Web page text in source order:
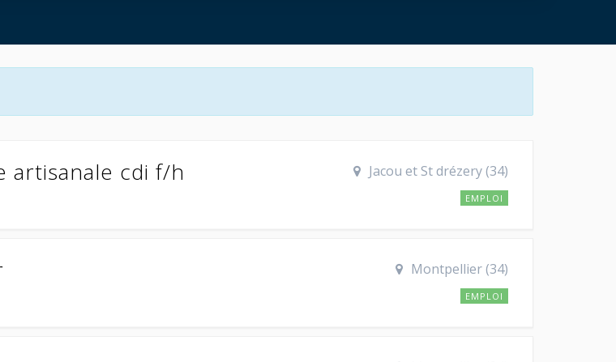
artisanale cdi f/h Jacou et St drézery (34)
EMPLOI
Montpellier (34)
EMPLOI